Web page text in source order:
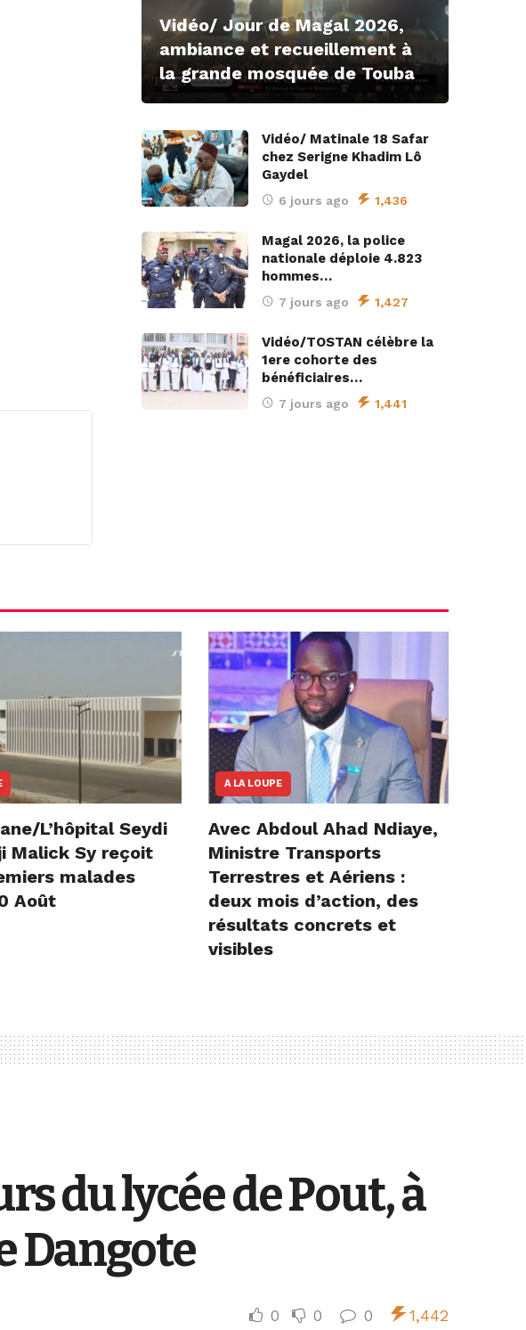
Vidéo/ Jour de Magal 2026,
ambiance et recueillement à
la grande mosquée de Touba
Vidéo/ Matinale 18 Safar
chez Serigne Khadim Lô
Gaydel
6 jours ago 1,436
Magal 2026, la police
nationale déploie 4.823
hommes…
7 jours ago 1,427
Vidéo/TOSTAN célèbre la
1ere cohorte des
bénéficiaires…
7 jours ago 1,441
L’hôpital Seydi
Malick Sy reçoit
malades
Août
A LA LOUPE
Avec Abdoul Ahad Ndiaye,
Ministre Transports
Terrestres et Aériens :
deux mois d’action, des
résultats concrets et
visibles
du lycée de Pout, à
Dangote
0 0 0 1,442